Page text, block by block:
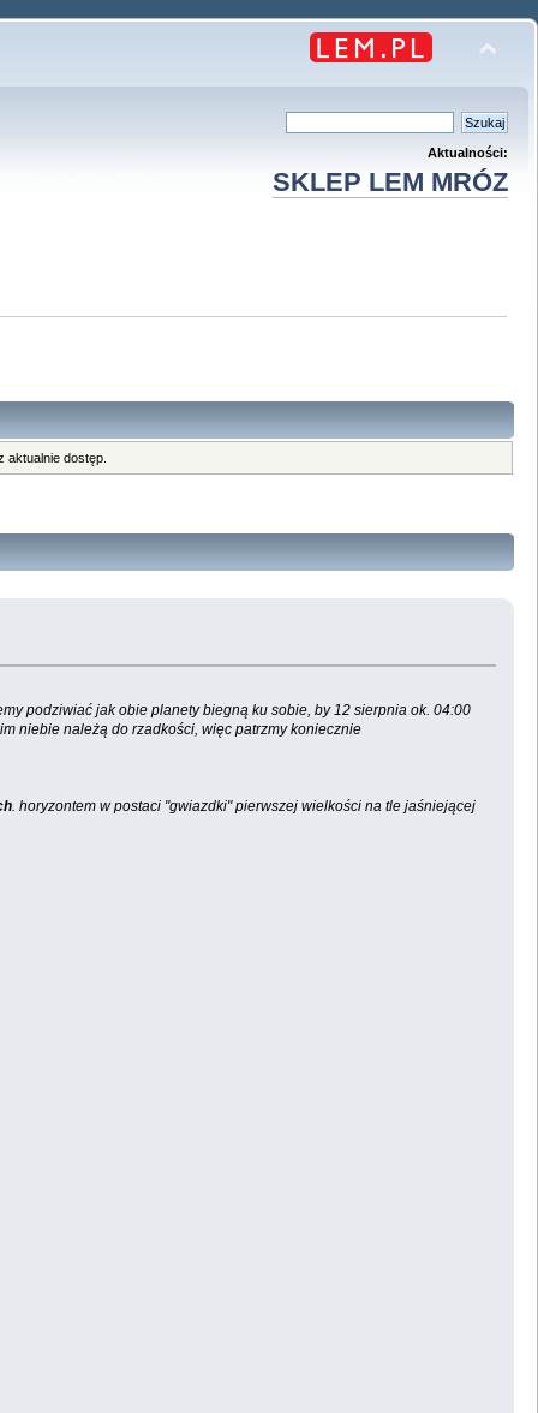
Aktualności:
SKLEP LEM MRÓZ
aktualnie dostęp.
podziwiać jak obie planety biegną ku sobie, by 12 sierpnia ok. 04:00
niebie należą do rzadkości, więc patrzmy koniecznie
. horyzontem w postaci "gwiazdki" pierwszej wielkości na tle jaśniejącej